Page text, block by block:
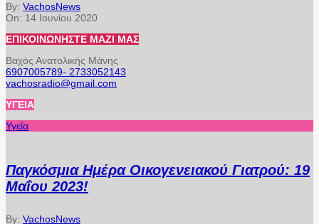
By: VachosNews
On: 14 Ιουνίου 2020
ΕΠΙΚΟΙΝΩΝΉΣΤΕ ΜΑΖΊ ΜΑΣ
Βαχός Ανατολικής Μάνης
6907005789- 2733052143
vachosradio@gmail.com
ΥΓΕΊΑ
Υγεία
Παγκόσμια Ημέρα Οικογενειακού Γιατρού: 19
Μαΐου 2023!
By: VachosNews